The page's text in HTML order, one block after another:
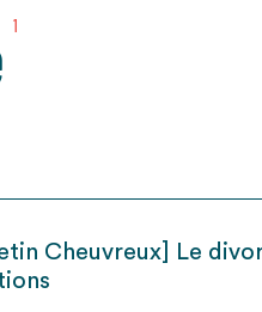
1
Cheuvreux] Le